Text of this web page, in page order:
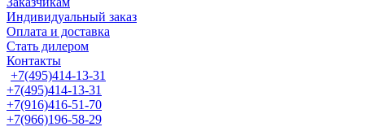
Индивидуальный заказ
Оплата и доставка
Стать дилером
Контакты
+7(495)414-13-31
+7(495)414-13-31
+7(916)416-51-70
+7(966)196-58-29